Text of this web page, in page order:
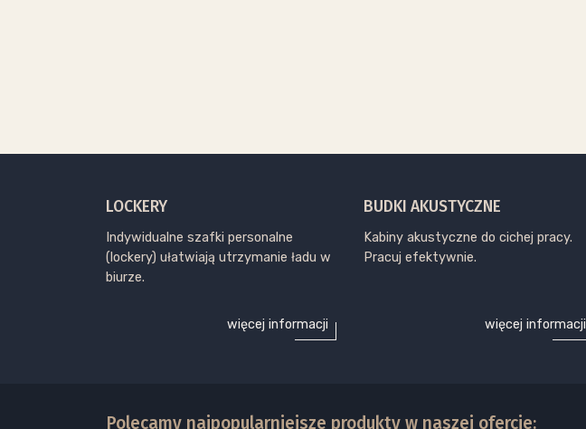
LOCKERY
Indywidualne szafki personalne
(lockery) ułatwiają utrzymanie ładu w
biurze.
więcej informacji
BUDKI AKUSTYCZNE
Kabiny akustyczne do cichej pracy.
Pracuj efektywnie.
więcej informacji
Polecamy najpopularniejsze produkty w naszej ofercie: